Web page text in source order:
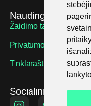
Naudingos
Žaidimo taisyklės
Privatumo politika
Tinklaraštis
Socialiniai tinklai